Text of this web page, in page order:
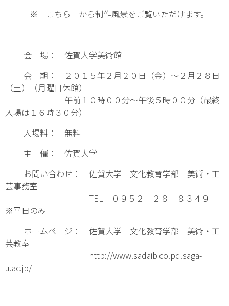
※
こちら から制作風景をご覧いただけます。
会 場： 佐賀大学美術館
会 期： ２０１５年２月２０日（金）～２月２８日
（土）（月曜日休館）
午前１０時００分～午後５時００分（最終
入場は１６時３０分）
入場料： 無料
主 催： 佐賀大学
お問い合わせ： 佐賀大学 文化教育学部 美術・工
芸事務室
TEL ０９５２－２８－８３４９
※平日のみ
ホームページ： 佐賀大学 文化教育学部 美術・工
芸教室
http://www.sadaibico.pd.saga-
u.ac.jp/